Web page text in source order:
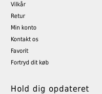
Vilkår
Retur
Min konto
Kontakt os
Favorit
Fortryd dit køb
Hold dig opdateret